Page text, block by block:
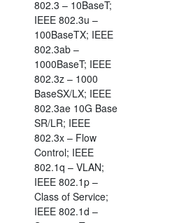
802.3 – 10BaseT;
IEEE 802.3u –
100BaseTX; IEEE
802.3ab –
1000BaseT; IEEE
802.3z – 1000
BaseSX/LX; IEEE
802.3ae 10G Base
SR/LR; IEEE
802.3x – Flow
Control; IEEE
802.1q – VLAN;
IEEE 802.1p –
Class of Service;
IEEE 802.1d –